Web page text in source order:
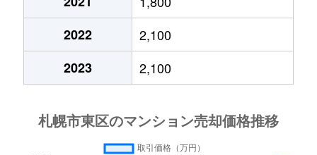
北１４条東
1,700万円
北１５条東
2,100万円
北１５条東
3,000万円
北１７条東
環状通東
2,700万円 環状通東
2022
2,100
2023
2,100